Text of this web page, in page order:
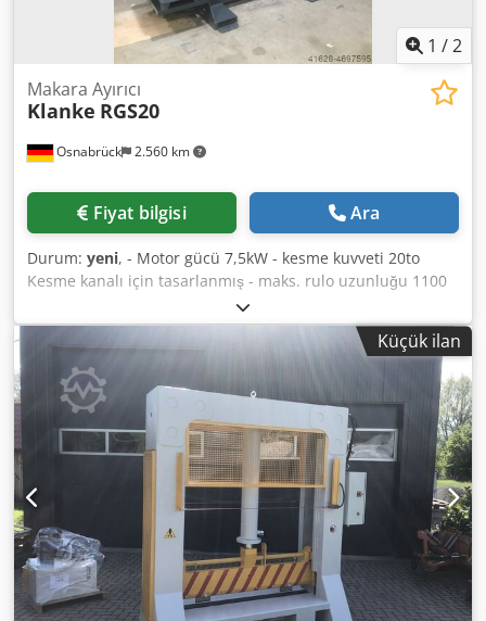
1 /2
Osnabrück 2.560 km
Makara Ayırıcı
Klanke RGS20
Fiyat bilgisi Ara
Durum: yeni, - Motor gücü 7,5kW - kesme kuvveti 20to
Kesme kanalı için tasarlanmış - maks. rulo uzunluğu 1100
mm - maks. rulo çapı 900 mm - makine ağırlığı yakl. 2500kg
- tank kapasitesi yaklaşık 100 Litre - kontrol paneli alanında
ve karşısında el koruması - müşterinin isteğine göre RAL
gövdesi renklendirmesi Koruyucu ızgara / bıçak çubuğu
RAL 1028 kavun sarısı Sipariş edilen ürünler Fiyat ve daha
fazla bilgi talep üzerine Dkjdpfxjftnt Ns Agper
Küçük ilan